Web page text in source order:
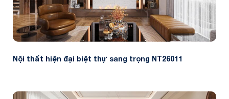
Nội thất hiện đại biệt thự sang trọng NT26011